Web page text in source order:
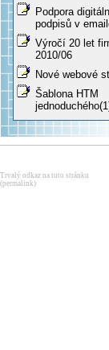
Podpora
podpisů v
Výročí 20 let
2010/06
Nové webové
Šablona HTM
Trvalý odkaz na tuto stránku
(permalink)